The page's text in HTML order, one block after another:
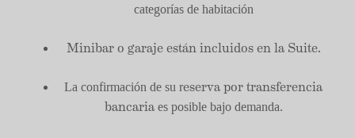
categorías de habitación
Minibar o garaje están incluidos en la Suite.
La confirmación de su reserva por transferencia
bancariaes posible bajo demanda.